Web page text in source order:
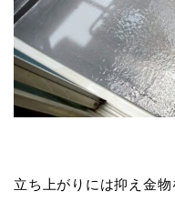
立ち上がりには抑え金物